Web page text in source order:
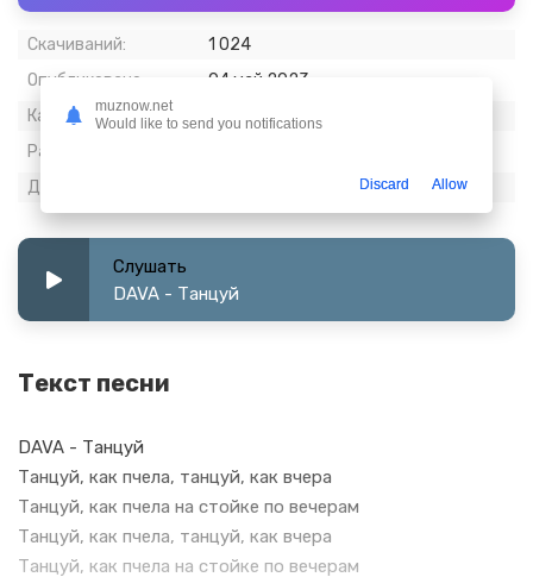
Скачиваний:
1 024
Опубликовано:
04 май 2023
Качество:
320 kbps, Stereo
Размер:
Длительность:
Слушать
DAVA - Танцуй
Текст песни
DAVA - Танцуй
Танцуй, как пчела, танцуй, как вчера
Танцуй, как пчела на стойке по вечерам
Танцуй, как пчела, танцуй, как вчера
Танцуй, как пчела на стойке по вечерам
muznow.net
Would like to send you notifications
Discard Allow